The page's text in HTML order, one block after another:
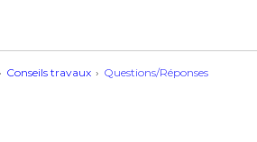
Conseils travaux Questions/Réponses